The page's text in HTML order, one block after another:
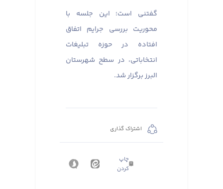
گفتنی است؛ این جلسه با
محوریت بررسی جرایم اتفاق
افتاده در حوزه تبلیغات
انتخاباتی، در سطح شهرستان
البرز برگزار شد.
اشتراک گذاری
چاپ
کردن